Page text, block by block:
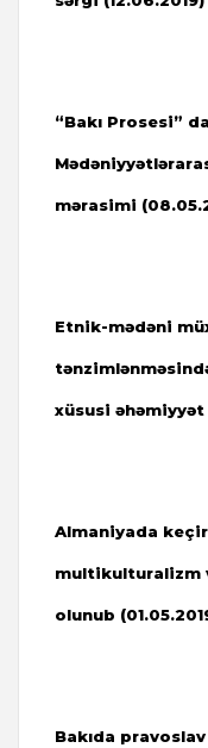
“Bakı Prosesi”
mərasimi
Etnik-mədəni
xüsusi
Almaniyada
multikulturalizm
olunub
Bakıda